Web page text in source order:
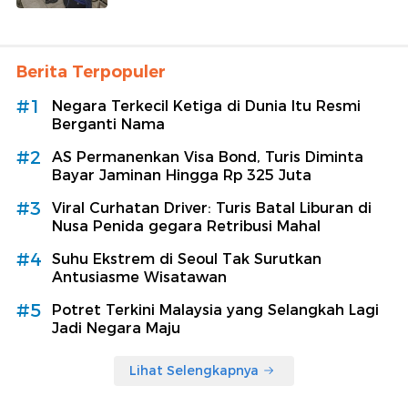
Berita Terpopuler
#1
Negara Terkecil Ketiga di Dunia Itu Resmi
Berganti Nama
#2
AS Permanenkan Visa Bond, Turis Diminta
Bayar Jaminan Hingga Rp 325 Juta
#3
Viral Curhatan Driver: Turis Batal Liburan di
Nusa Penida gegara Retribusi Mahal
#4
Suhu Ekstrem di Seoul Tak Surutkan
Antusiasme Wisatawan
#5
Potret Terkini Malaysia yang Selangkah Lagi
Jadi Negara Maju
Lihat Selengkapnya